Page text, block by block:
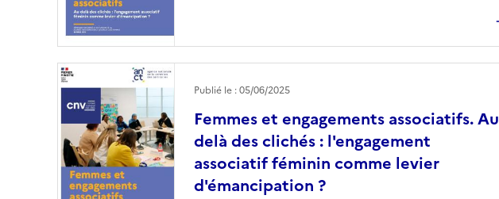
Femmes et engagements associatifs. Au
delà des clichés : l'engagement
associatif féminin comme levier
d'émancipation ?
Publié le : 05/06/2025
Image